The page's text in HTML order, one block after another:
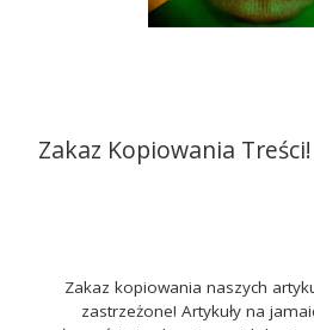
Zakaz Kopiowania Treści!
Zakaz kopiowania naszych
zastrzeżone! Artykuły na